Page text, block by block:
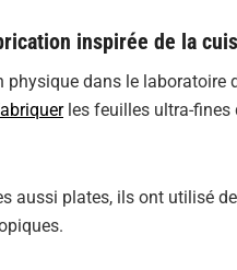
inspirée de la
physique dans le laboratoire
les feuilles ultra-fines
aussi plates, ils ont utilisé